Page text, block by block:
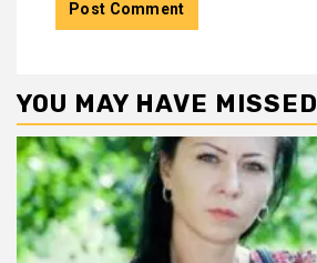
YOU MAY HAVE MISSED